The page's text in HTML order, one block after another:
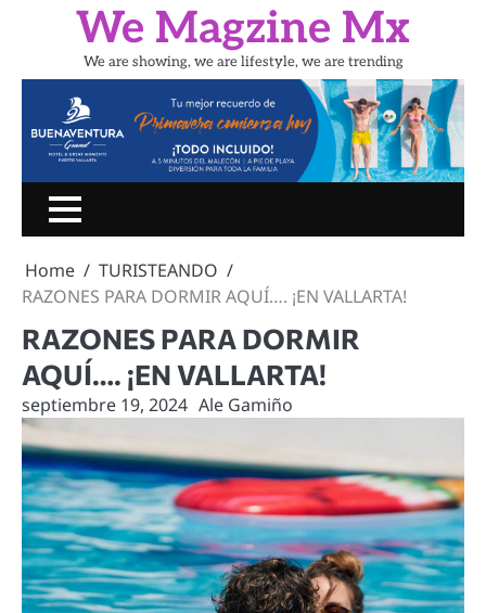
We Magzine Mx
We are showing, we are lifestyle, we are trending
RATITO
Home
TURISTEANDO
RAZONES PARA DORMIR AQUÍ…. ¡EN VALLARTA!
RAZONES PARA DORMIR
AQUÍ…. ¡EN VALLARTA!
septiembre 19, 2024 Ale Gamiño